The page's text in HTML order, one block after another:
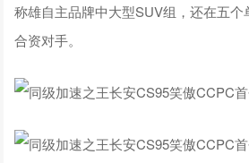
称雄自主品牌中大型SUV组，还在五
合资对手。